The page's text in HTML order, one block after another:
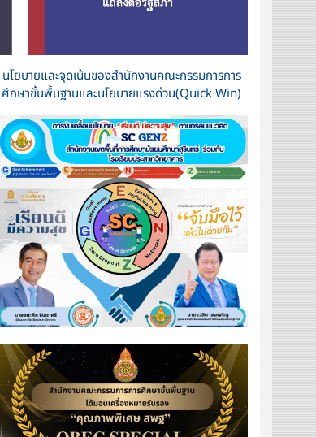
นโยบายและจุดเน้นของสำนักงานคณะกรรมการการ
ศึกษาขั้นพื้นฐานและนโยบายแรงด่วน(Quick Win)